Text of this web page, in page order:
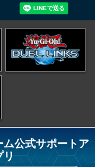
公式サポートア
リ